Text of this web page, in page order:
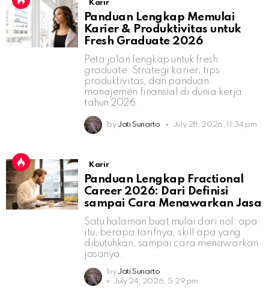
Karir
Panduan Lengkap Memulai
Karier & Produktivitas untuk
Fresh Graduate 2026
Peta jalan lengkap untuk fresh
graduate: Strategi karier, tips
produktivitas, dan panduan
manajemen finansial di dunia kerja
tahun 2026.
by Jati Sunarto July 28, 2026, 11:34 pm
Karir
Panduan Lengkap Fractional
Career 2026: Dari Definisi
sampai Cara Menawarkan Jasa
Satu halaman buat mulai dari nol: apa
itu, berapa tarifnya, skill apa yang
dibutuhkan, sampai cara menawarkan
jasanya.
by Jati Sunarto
July 24, 2026, 5:29 pm